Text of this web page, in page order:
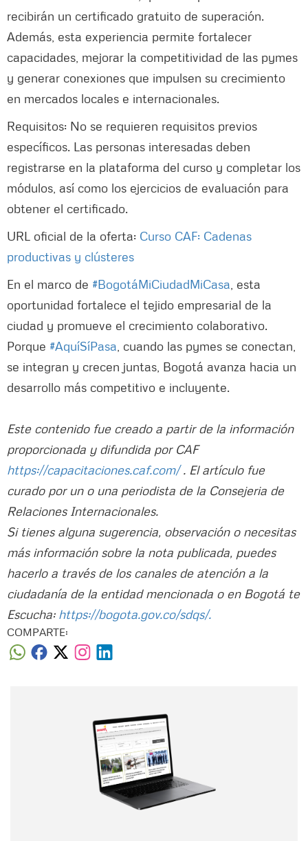
recibirán un certificado gratuito de superación.
Además, esta experiencia permite fortalecer
capacidades, mejorar la competitividad de las pymes
y generar conexiones que impulsen su crecimiento
en mercados locales e internacionales.
Requisitos: No se requieren requisitos previos
específicos. Las personas interesadas deben
registrarse en la plataforma del curso y completar los
módulos, así como los ejercicios de evaluación para
obtener el certificado.
URL oficial de la oferta: Curso CAF: Cadenas
productivas y clústeres
En el marco de #BogotáMiCiudadMiCasa , esta
oportunidad fortalece el tejido empresarial de la
ciudad y promueve el crecimiento colaborativo.
Porque #AquíSíPasa , cuando las pymes se conectan,
se integran y crecen juntas, Bogotá avanza hacia un
desarrollo más competitivo e incluyente.
Este contenido fue creado a partir de la información
proporcionada y difundida por CAF
https://capacitaciones.caf.com/. El artículo fue
curado por un o una periodista de la Consejeria de
Relaciones Internacionales.
Si tienes alguna sugerencia, observación o necesitas
más información sobre la nota publicada, puedes
hacerlo a través de los canales de atención a la
ciudadanía de la entidad mencionada o en Bogotá te
Escucha: https://bogota.gov.co/sdqs/.
COMPARTE:
Correo electrónico
Tipo de comentario